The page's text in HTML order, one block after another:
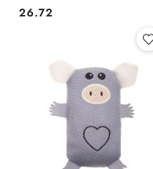
Cena:
26.72